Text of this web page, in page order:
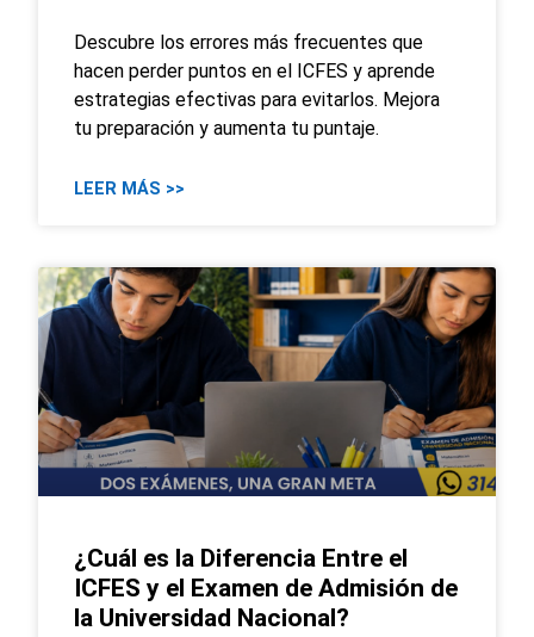
Descubre los errores más frecuentes que
hacen perder puntos en el ICFES y aprende
estrategias efectivas para evitarlos. Mejora
tu preparación y aumenta tu puntaje.
LEER MÁS >>
¿Cuál es la Diferencia Entre el
ICFES y el Examen de Admisión de
la Universidad Nacional?